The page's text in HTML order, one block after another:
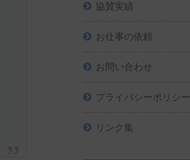
協賛実績
お仕事の依頼
お問い合わせ
プライバシーポリシー
リンク集